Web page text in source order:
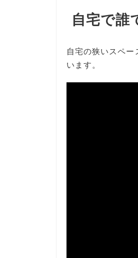
自宅で誰
自宅の狭いスペ
います。